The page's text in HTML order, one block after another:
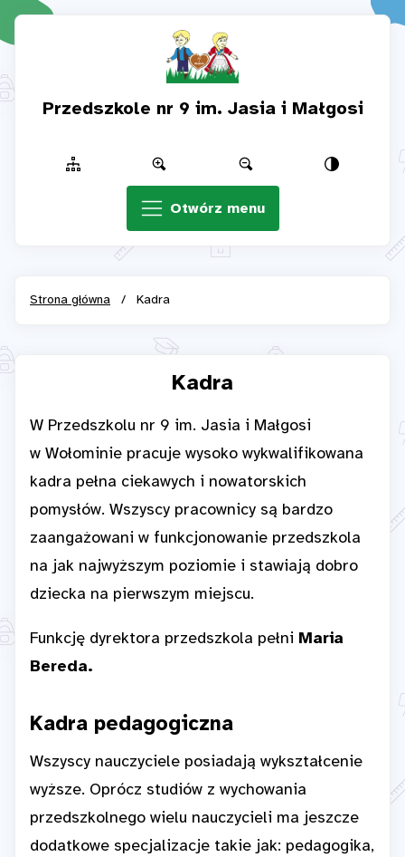
Przedszkole nr 9 im. Jasia i Małgosi
Otwórz menu
Strona główna / Kadra
Kadra
W Przedszkolu nr 9 im. Jasia i Małgosi
w Wołominie pracuje wysoko wykwalifikowana
kadra pełna ciekawych i nowatorskich
pomysłów. Wszyscy pracownicy są bardzo
zaangażowani w funkcjonowanie przedszkola
na jak najwyższym poziomie i stawiają dobro
dziecka na pierwszym miejscu.
Funkcję dyrektora przedszkola pełni Maria
Bereda.
Kadra pedagogiczna
Wszyscy nauczyciele posiadają wykształcenie
wyższe. Oprócz studiów z wychowania
przedszkolnego wielu nauczycieli ma jeszcze
dodatkowe specjalizacje takie jak: pedagogika,